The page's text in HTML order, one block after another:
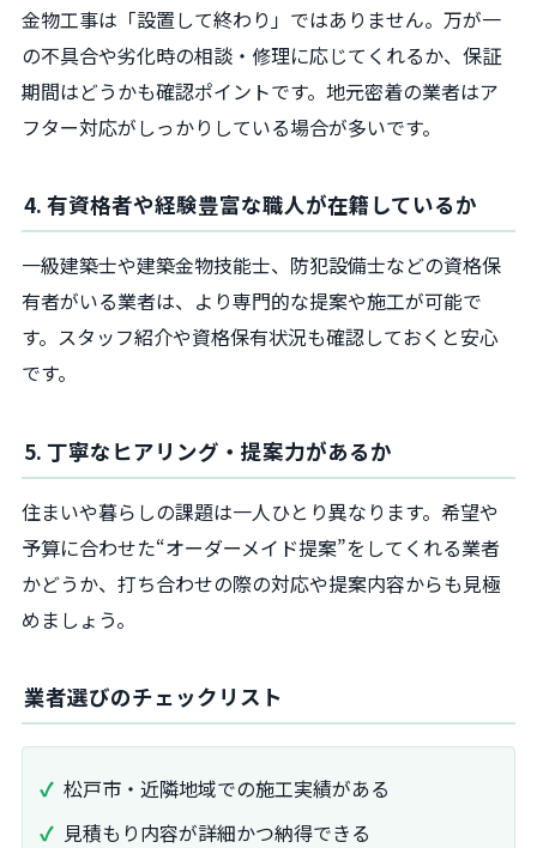
金物工事は「設置して終わり」ではありません。万が一
の不具合や劣化時の相談・修理に応じてくれるか、保証
期間はどうかも確認ポイントです。地元密着の業者はア
フター対応がしっかりしている場合が多いです。
4. 有資格者や経験豊富な職人が在籍しているか
一級建築士や建築金物技能士、防犯設備士などの資格保
有者がいる業者は、より専門的な提案や施工が可能で
す。スタッフ紹介や資格保有状況も確認しておくと安心
です。
5. 丁寧なヒアリング・提案力があるか
住まいや暮らしの課題は一人ひとり異なります。希望や
予算に合わせた“オーダーメイド提案”をしてくれる業者
かどうか、打ち合わせの際の対応や提案内容からも見極
めましょう。
業者選びのチェックリスト
松戸市・近隣地域での施工実績がある
見積もり内容が詳細かつ納得できる